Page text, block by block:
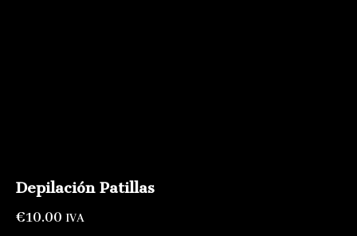
Depilación Patillas
€10.00 IVA